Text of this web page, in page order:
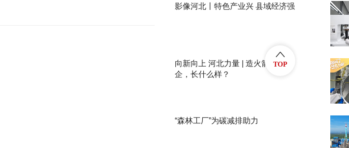
影像河北丨特色产业兴 县域经济强
向新向上 河北力量 | 造火箭的民
企，长什么样？
“森林工厂”为碳减排助力
TOP